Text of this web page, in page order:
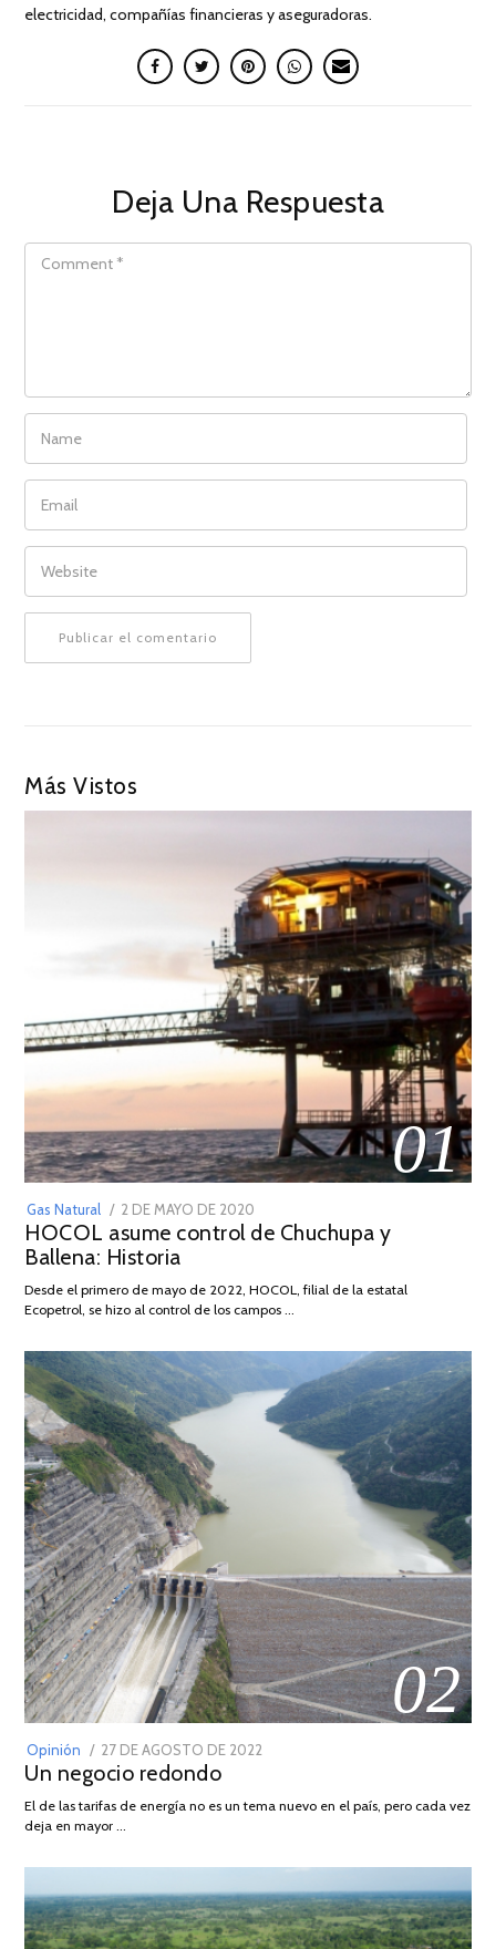
electricidad, compañías financieras y aseguradoras.
Deja Una Respuesta
COMMENT
NAME
EMAIL
WEBSITE
Más Vistos
01
Gas Natural
POSTED
ON
2 DE MAYO DE 2020
DE
2026
HOCOL asume control de Chuchupa y
Ballena: Historia
Desde el primero de mayo de 2022, HOCOL, filial de la estatal
Ecopetrol, se hizo al control de los campos …
02
Opinión
POSTED
ON
27 DE AGOSTO DE 2022
DE
Un negocio redondo
El de las tarifas de energía no es un tema nuevo en el país, pero cada vez
deja en mayor …